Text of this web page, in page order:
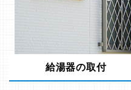
給湯器の取付